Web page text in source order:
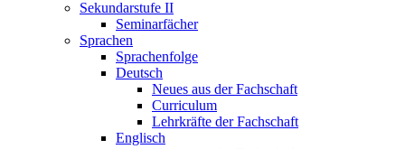
Sekundarstufe II
Seminarfächer
Sprachen
Sprachenfolge
Deutsch
Neues aus der Fachschaft
Curriculum
Lehrkräfte der Fachschaft
Englisch